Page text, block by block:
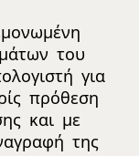
του
για
πρόθεση
και με
της